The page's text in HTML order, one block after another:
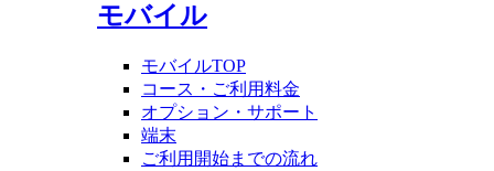
モバイル
モバイルTOP
コース・ご利用料金
オプション・サポート
端末
ご利用開始までの流れ